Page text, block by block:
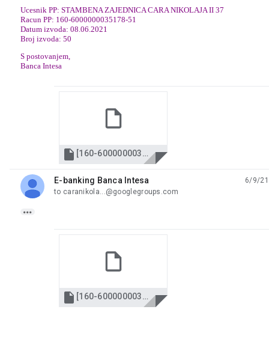
Ucesnik PP: STAMBENA ZAJEDNICA CARA NIKOLAJA II 37
Racun PP: 160-6000000035178-51
Datum izvoda: 08.06.2021
Broj izvoda: 50
S postovanjem,
Banca Intesa
 [160-6000000035178-51][50].pdf
E-banking Banca Intesa
unread,
6/9/21
to caranikola...@googlegroups.com

 [160-6000000035178-51][50].txt